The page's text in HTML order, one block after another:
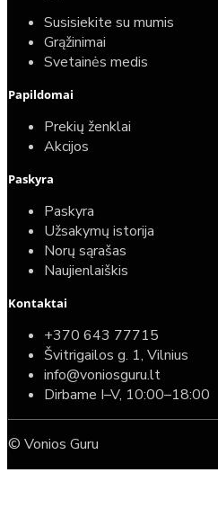
Susisiekite su mumis
Grąžinimai
Svetainės medis
Papildomai
Prekių ženklai
Akcijos
Paskyra
Paskyra
Užsakymų istorija
Norų sąrašas
Naujienlaiškis
Kontaktai
+370 643 77715
Švitrigailos g. 1, Vilnius
info@voniosguru.lt
Dirbame I–V, 10:00–18:00
© Vonios Guru